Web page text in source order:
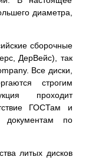
диаметра,
сборочные
ДерВейс), так
Все диски,
строгим
проходит
ГОСТам и
документам по
литых дисков